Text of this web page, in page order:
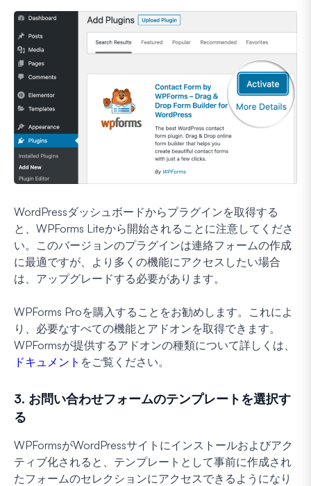
WordPressダッシュボードからプラグインを取得する
と、WPForms Liteから開始されることに注意してくださ
い。このバージョンのプラグインは連絡フォームの作成
に最適ですが、より多くの機能にアクセスしたい場合
は、アップグレードする必要があります。
WPForms Proを購入することをお勧めします。これによ
り、必要なすべての機能とアドオンを取得できます。
WPFormsが提供するアドオンの種類について詳しくは、
ドキュメント をご覧ください。
3. お問い合わせフォームのテンプレートを選択す
る
WPFormsがWordPressサイトにインストールおよびアク
ティブ化されると、テンプレートとして事前に作成され
たフォームのセレクションにアクセスできるようになり